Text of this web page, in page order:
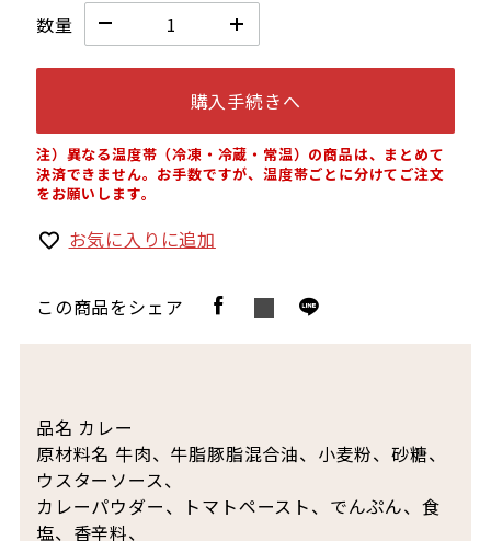
数量
購入手続きへ
注）異なる温度帯（冷凍・冷蔵・常温）の商品は、まとめて
決済できません。お手数ですが、温度帯ごとに分けてご注文
をお願いします。
お気に入りに追加
この商品をシェア
品名 カレー
原材料名 牛肉、牛脂豚脂混合油、小麦粉、砂糖、
ウスターソース、
カレーパウダー、トマトペースト、でんぷん、食
塩、香辛料、